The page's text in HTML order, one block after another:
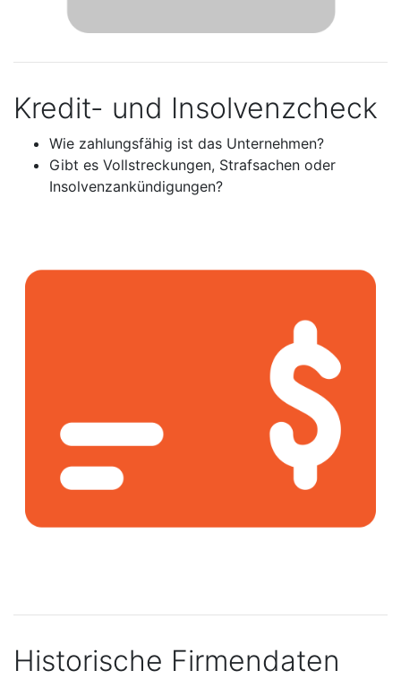
Kredit- und Insolvenzcheck
Wie zahlungsfähig ist das Unternehmen?
Gibt es Vollstreckungen, Strafsachen oder
Insolvenzankündigungen?
Historische Firmendaten